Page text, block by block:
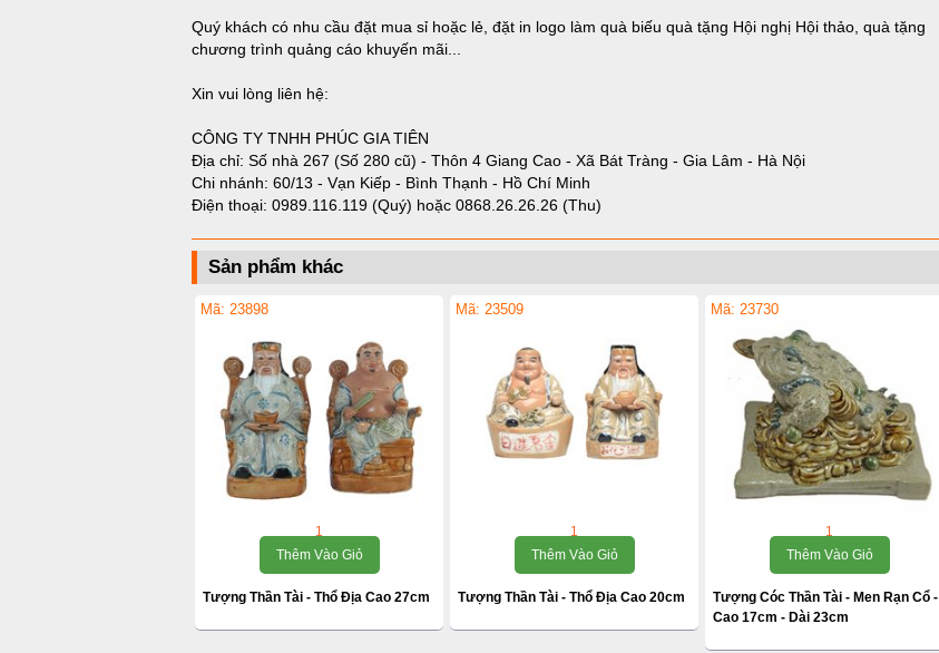
Quý khách có nhu cầu đặt mua sỉ hoặc lẻ, đặt in logo làm quà biếu quà tặng Hội nghị Hội thảo, quà tặng
chương trình quảng cáo khuyến mãi...
Xin vui lòng liên hệ:
CÔNG TY TNHH PHÚC GIA TIÊN
Địa chỉ: Số nhà 267 (Số 280 cũ) - Thôn 4 Giang Cao - Xã Bát Tràng - Gia Lâm - Hà Nội
Chi nhánh: 60/13 - Vạn Kiếp - Bình Thạnh - Hồ Chí Minh
Điện thoại: 0989.116.119 (Quý) hoặc 0868.26.26.26 (Thu)
Sản phẩm khác
Mã: 23898
1
Thêm Vào Giỏ
Tượng Thần Tài - Thổ Địa Cao 27cm
Mã: 23509
1
Thêm Vào Giỏ
Tượng Thần Tài - Thổ Địa Cao 20cm
Mã: 23730
1
Thêm Vào Giỏ
Tượng Cóc Thần Tài - Men Rạn Cổ -
Cao 17cm - Dài 23cm